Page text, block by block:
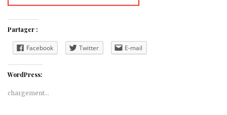
Partager :
Facebook Twitter E-mail
WordPress:
chargement…